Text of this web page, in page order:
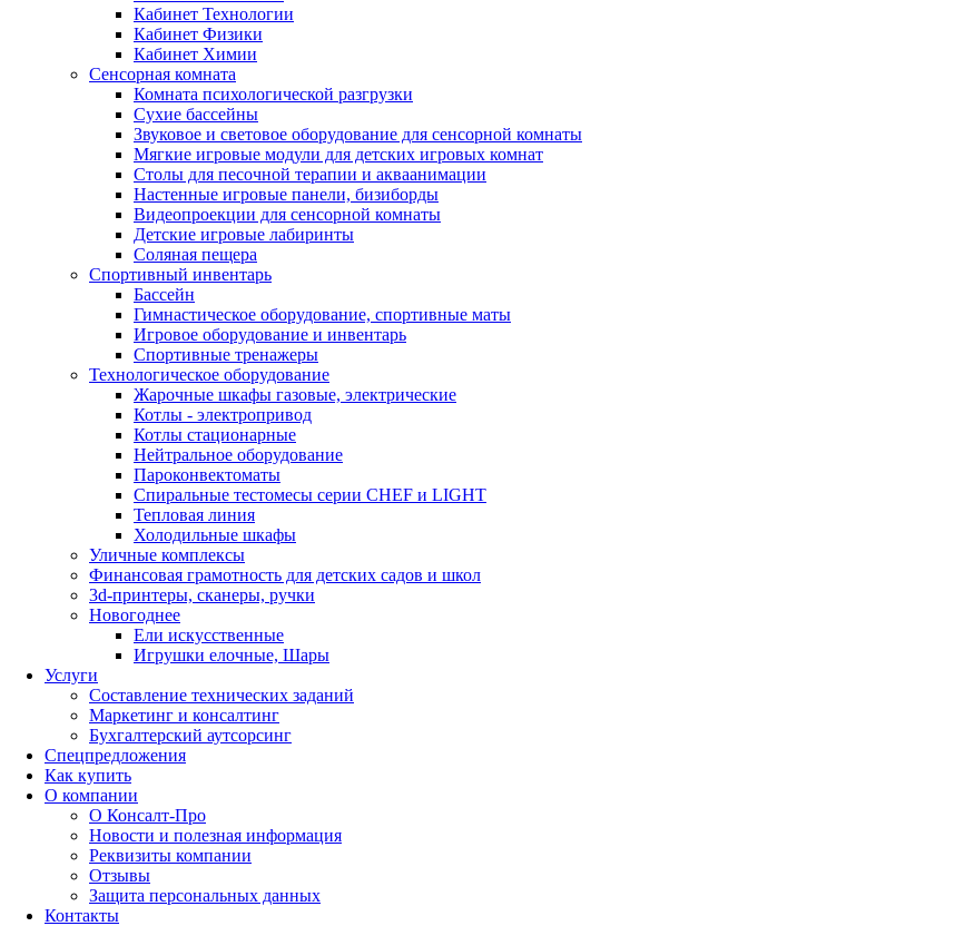
Кабинет Технологии
Кабинет Физики
Кабинет Химии
Сенсорная комната
Комната психологической разгрузки
Сухие бассейны
Звуковое и световое оборудование для сенсорной комнаты
Мягкие игровые модули для детских игровых комнат
Столы для песочной терапии и акваанимации
Настенные игровые панели, бизиборды
Видеопроекции для сенсорной комнаты
Детские игровые лабиринты
Соляная пещера
Спортивный инвентарь
Бассейн
Гимнастическое оборудование, спортивные маты
Игровое оборудование и инвентарь
Спортивные тренажеры
Технологическое оборудование
Жарочные шкафы газовые, электрические
Котлы - электропривод
Котлы стационарные
Нейтральное оборудование
Пароконвектоматы
Спиральные тестомесы серии CHEF и LIGHT
Тепловая линия
Холодильные шкафы
Уличные комплексы
Финансовая грамотность для детских садов и школ
3d-принтеры, сканеры, ручки
Новогоднее
Ели искусственные
Игрушки елочные, Шары
Услуги
Составление технических заданий
Маркетинг и консалтинг
Бухгалтерский аутсорсинг
Спецпредложения
Как купить
О компании
О Консалт-Про
Новости и полезная информация
Реквизиты компании
Отзывы
Защита персональных данных
Контакты